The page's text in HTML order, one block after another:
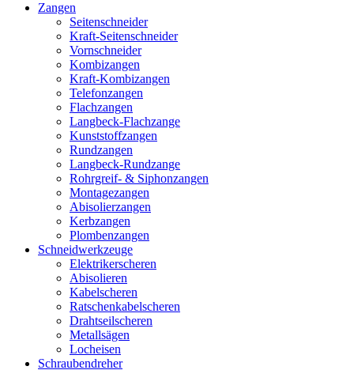
Zangen
Seitenschneider
Kraft-Seitenschneider
Vornschneider
Kombizangen
Kraft-Kombizangen
Telefonzangen
Flachzangen
Langbeck-Flachzange
Kunststoffzangen
Rundzangen
Langbeck-Rundzange
Rohrgreif- & Siphonzangen
Montagezangen
Abisolierzangen
Kerbzangen
Plombenzangen
Schneidwerkzeuge
Elektrikerscheren
Abisolieren
Kabelscheren
Ratschenkabelscheren
Drahtseilscheren
Metallsägen
Locheisen
Schraubendreher